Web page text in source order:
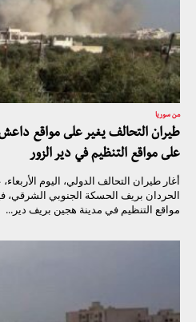
من سوريا
طيران التحالف يغير على مواقع
على مواقع التنظيم في دير الزور
أغار طيران التحالف الدولي، اليوم
الحردان بريف الحسكة الجنوبي
مواقع التنظيم في مدينة هجين بريف دير...